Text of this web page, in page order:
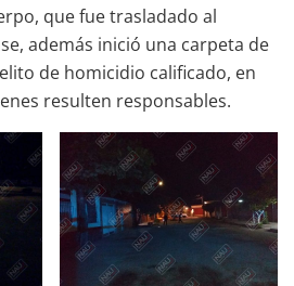
que fue trasladado al
además inició una carpeta de
de homicidio calificado, en
resulten responsables.